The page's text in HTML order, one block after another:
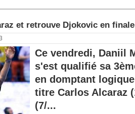
et retrouve Djokovic en finale
Ce vendredi, Daniil
s'est qualifié sa
en domptant
titre Carlos Alcaraz
(7/...